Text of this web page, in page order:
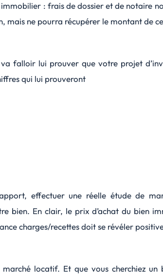
: frais de dossier et de notaire
mais ne pourra récupérer le montant de
falloir lui prouver que votre projet
qui lui prouveront
effectuer une réelle étude de
bien. En clair, le prix d’achat du bien
charges/recettes doit se révéler
locatif. Et que vous cherchiez